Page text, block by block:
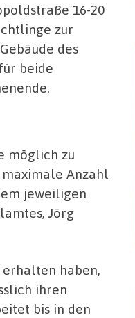
16-20
zur
des
beide
möglich zu
Anzahl
jeweiligen
Jörg
erhalten haben,
ihren
bis in den